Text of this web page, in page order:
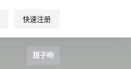
快速注册
甜子哟